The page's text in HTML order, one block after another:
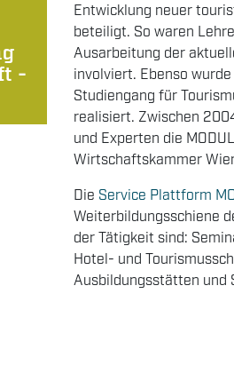
-
Entwicklung neuer
beteiligt. So waren
Ausarbeitung der
involviert. Ebenso
Studiengang für
realisiert. Zwischen
und Experten die
Wirtschaftskammer
Die Service Plattform
Weiterbildungsschiene
der Tätigkeit sind:
Hotel- und
Ausbildungsstätten und